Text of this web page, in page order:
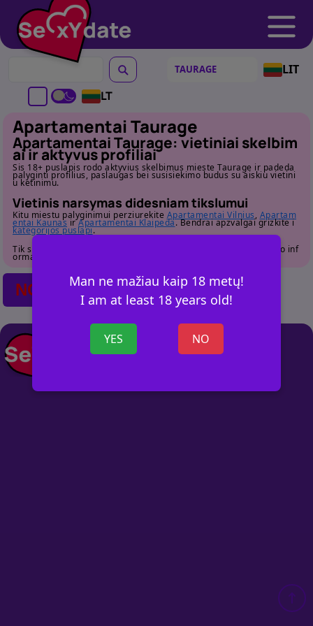
LIT
LT
Man ne mažiau kaip 18 metų!
I am at least 18 years old!
YES NO
Apartamentai Taurage
Apartamentai Taurage: vietiniai skelbim
ai ir aktyvus profiliai
Sis 18+ puslapis rodo aktyvius skelbimus mieste Taurage ir padeda
palyginti profilius, paslaugas bei susisiekimo budus su aiskiu vietini
u ketinimu.
Vietinis narsymas didesniam tikslumui
Kitu miestu palyginimui perziurekite Apartamentai Vilnius, Apartam
entai Kaunas irApartamentai Klaipeda. Bendrai apzvalgai grizkite i
kategorijos puslapi.
Tik suaugusiems. Pries susisiekdami atidziai perziurekite profilio inf
ormacija.
NO POSTS FOUND
+ SKELBIMĄ